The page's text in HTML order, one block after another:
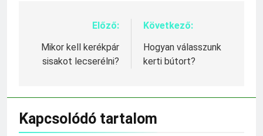
Bejegyzés
navigáció
Előző:
Mikor kell kerékpár
sisakot lecserélni?
Következő:
Hogyan válasszunk
kerti bútort?
Kapcsolódó tartalom